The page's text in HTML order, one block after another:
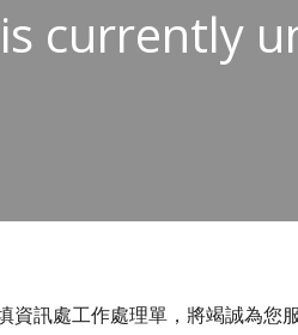
currently
訊處工作處理單，將竭誠為您服